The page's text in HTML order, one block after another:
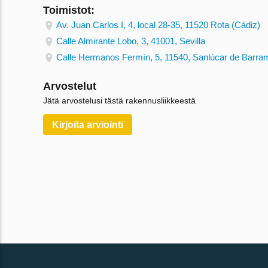
Toimistot:
Av. Juan Carlos I, 4, local 28-35, 11520 Rota (Cádiz)
Calle Almirante Lobo, 3, 41001, Sevilla
Calle Hermanos Fermín, 5, 11540, Sanlúcar de
Arvostelut
Jätä arvostelusi tästä rakennusliikkeestä
Kirjoita arviointi